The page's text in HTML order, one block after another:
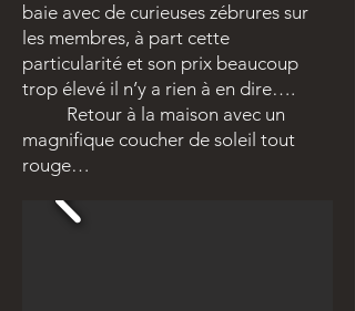
baie avec de curieuses zébrures sur
les membres, à part cette
particularité et son prix beaucoup
trop élevé il n’y a rien à en dire….
Retour à la maison avec un
magnifique coucher de soleil tout
rouge…